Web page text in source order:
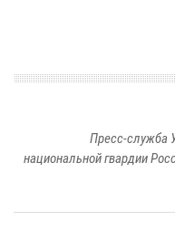
Пресс-служба
национальной гвардии